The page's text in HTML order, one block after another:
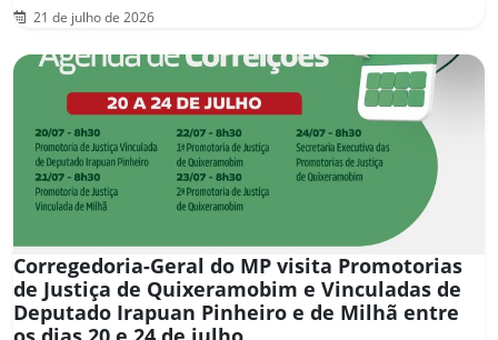
21 de julho de 2026
Corregedoria-Geral do MP visita Promotorias
de Justiça de Quixeramobim e Vinculadas de
Deputado Irapuan Pinheiro e de Milhã entre